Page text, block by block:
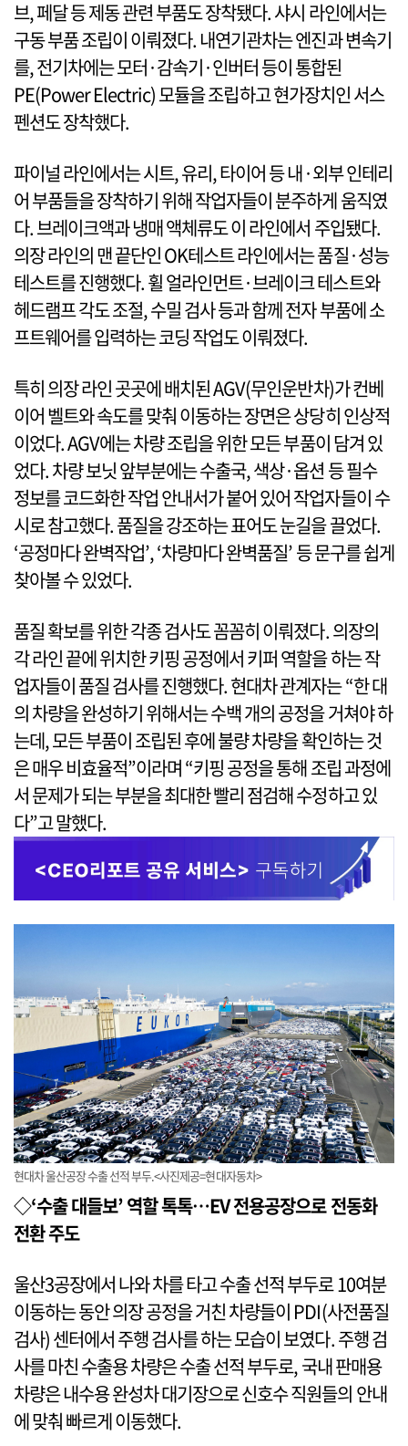
브, 페달 등 제동 관련 부품도 장착됐다. 샤시 라인에서는
구동 부품 조립이 이뤄졌다. 내연기관차는 엔진과 변속기
를, 전기차에는 모터·감속기·인버터 등이 통합된
PE(Power Electric) 모듈을 조립하고 현가장치인 서스
펜션도 장착했다.
파이널 라인에서는 시트, 유리, 타이어 등 내·외부 인테리
어 부품들을 장착하기 위해 작업자들이 분주하게 움직였
다. 브레이크액과 냉매 액체류도 이 라인에서 주입됐다.
의장 라인의 맨 끝단인 OK테스트 라인에서는 품질·성능
테스트를 진행했다. 휠 얼라인먼트·브레이크 테스트와
헤드램프 각도 조절, 수밀 검사 등과 함께 전자 부품에 소
프트웨어를 입력하는 코딩 작업도 이뤄졌다.
특히 의장 라인 곳곳에 배치된 AGV(무인운반차)가 컨베
이어 벨트와 속도를 맞춰 이동하는 장면은 상당히 인상적
이었다. AGV에는 차량 조립을 위한 모든 부품이 담겨 있
었다. 차량 보닛 앞부분에는 수출국, 색상·옵션 등 필수
정보를 코드화한 작업 안내서가 붙어 있어 작업자들이 수
시로 참고했다. 품질을 강조하는 표어도 눈길을 끌었다.
‘공정마다 완벽작업’, ‘차량마다 완벽품질’ 등 문구를 쉽게
찾아볼 수 있었다.
품질 확보를 위한 각종 검사도 꼼꼼히 이뤄졌다. 의장의
각 라인 끝에 위치한 키핑 공정에서 키퍼 역할을 하는 작
업자들이 품질 검사를 진행했다. 현대차 관계자는 “한 대
의 차량을 완성하기 위해서는 수백 개의 공정을 거쳐야 하
는데, 모든 부품이 조립된 후에 불량 차량을 확인하는 것
은 매우 비효율적”이라며 “키핑 공정을 통해 조립 과정에
서 문제가 되는 부분을 최대한 빨리 점검해 수정하고 있
다”고 말했다.
현대차 울산공장 수출 선적 부두.<사진제공=현대자동차>
◇‘수출 대들보’ 역할 톡톡…EV 전용공장으로 전동화
전환 주도
울산3공장에서 나와 차를 타고 수출 선적 부두로 10여분
이동하는 동안 의장 공정을 거친 차량들이 PDI(사전품질
검사) 센터에서 주행 검사를 하는 모습이 보였다. 주행 검
사를 마친 수출용 차량은 수출 선적 부두로, 국내 판매용
차량은 내수용 완성차 대기장으로 신호수 직원들의 안내
에 맞춰 빠르게 이동했다.